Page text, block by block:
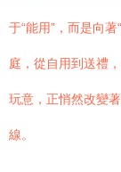
于“能用”，而是向
庭，從自用到送禮
玩意，正悄然改變
線。